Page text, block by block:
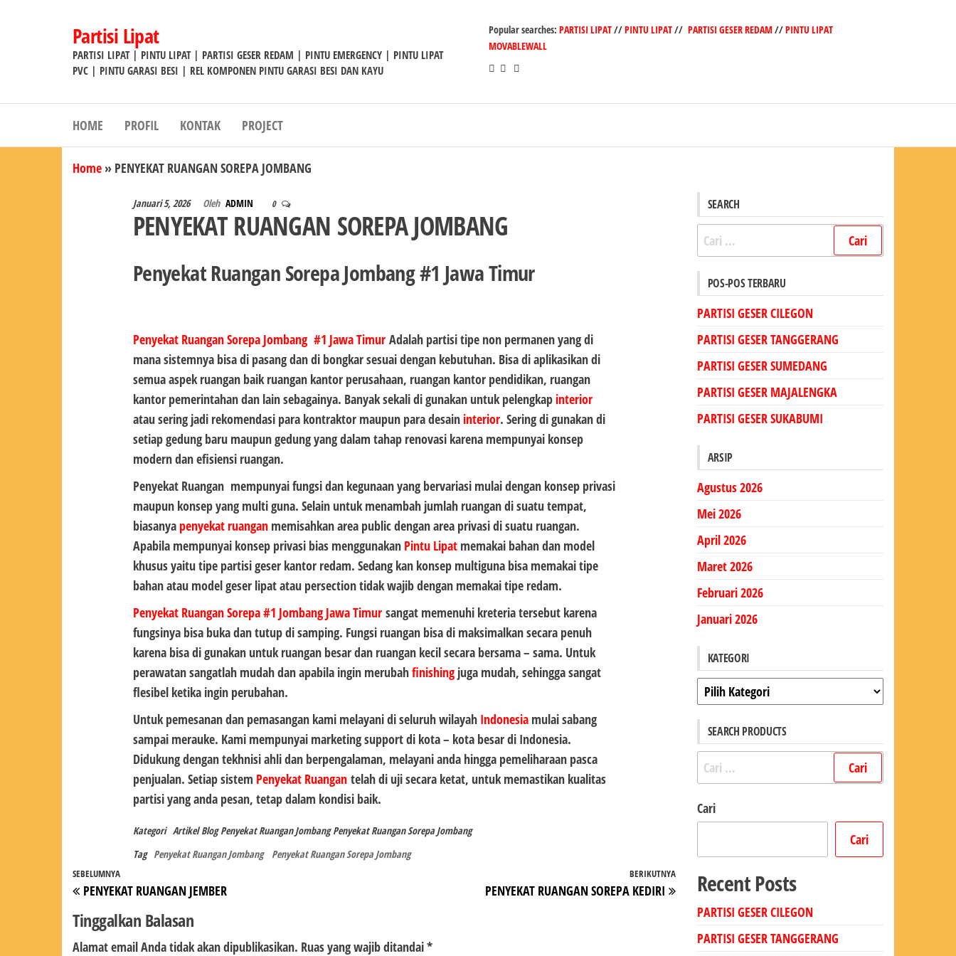
Partisi Lipat
PARTISI LIPAT | PINTU LIPAT | PARTISI GESER REDAM | PINTU EMERGENCY | PINTU LIPAT
PVC | PINTU GARASI BESI | REL KOMPONEN PINTU GARASI BESI DAN KAYU
Popular searches: PARTISI LIPAT//PINTU LIPAT// PARTISI GESER REDAM//PINTU LIPAT
MOVABLEWALL
HOME PROFIL KONTAK PROJECT
Home » PENYEKAT RUANGAN SOREPA JOMBANG
Januari 5, 2026 Oleh ADMIN 0
PENYEKAT RUANGAN SOREPA JOMBANG
Penyekat Ruangan Sorepa Jombang #1 Jawa Timur
Penyekat Ruangan Sorepa Jombang #1 Jawa TimurAdalah partisi tipe non permanen yang di
mana sistemnya bisa di pasang dan di bongkar sesuai dengan kebutuhan. Bisa di aplikasikan di
semua aspek ruangan baik ruangan kantor perusahaan, ruangan kantor pendidikan, ruangan
kantor pemerintahan dan lain sebagainya. Banyak sekali di gunakan untuk pelengkapinterior
atau sering jadi rekomendasi para kontraktor maupun para desain interior. Sering di gunakan di
setiap gedung baru maupun gedung yang dalam tahap renovasi karena mempunyai konsep
modern dan efisiensi ruangan.
Penyekat Ruangan mempunyai fungsi dan kegunaan yang bervariasi mulai dengan konsep privasi
maupun konsep yang multi guna. Selain untuk menambah jumlah ruangan di suatu tempat,
biasanya penyekat ruanganmemisahkan area public dengan area privasi di suatu ruangan.
Apabila mempunyai konsep privasi bias menggunakan Pintu Lipatmemakai bahan dan model
khusus yaitu tipe partisi geser kantor redam. Sedang kan konsep multiguna bisa memakai tipe
bahan atau model geser lipat atau persection tidak wajib dengan memakai tipe redam.
Penyekat Ruangan Sorepa #1 Jombang Jawa Timursangat memenuhi kreteria tersebut karena
fungsinya bisa buka dan tutup di samping. Fungsi ruangan bisa di maksimalkan secara penuh
karena bisa di gunakan untuk ruangan besar dan ruangan kecil secara bersama – sama. Untuk
perawatan sangatlah mudah dan apabila ingin merubahfinishingjuga mudah, sehingga sangat
flesibel ketika ingin perubahan.
Untuk pemesanan dan pemasangan kami melayani di seluruh wilayah Indonesiamulai sabang
sampai merauke. Kami mempunyai marketing support di kota – kota besar di Indonesia.
Didukung dengan tekhnisi ahli dan berpengalaman, melayani anda hingga pemeliharaan pasca
penjualan. Setiap sistem Penyekat Ruangantelah di uji secara ketat, untuk memastikan kualitas
partisi yang anda pesan, tetap dalam kondisi baik.
Kategori Artikel Blog Penyekat Ruangan Jombang Penyekat Ruangan Sorepa Jombang
Tag Penyekat Ruangan Jombang Penyekat Ruangan Sorepa Jombang
Navigasi
pos
Pos
Sebelumnya
SEBELUMNYA
PENYEKAT RUANGAN JEMBER
Pos
Berikutnya
BERIKUTNYA
PENYEKAT RUANGAN SOREPA KEDIRI
Tinggalkan Balasan
Alamat email Anda tidak akan dipublikasikan. Ruas yang wajib ditandai*
SEARCH
Cari
untuk:
POS-POS TERBARU
PARTISI GESER CILEGON
PARTISI GESER TANGGERANG
PARTISI GESER SUMEDANG
PARTISI GESER MAJALENGKA
PARTISI GESER SUKABUMI
ARSIP
Agustus 2026
Mei 2026
April 2026
Maret 2026
Februari 2026
Januari 2026
KATEGORI
Kategori
SEARCH PRODUCTS
Cari
untuk:
Cari
Cari
Recent Posts
PARTISI GESER CILEGON
PARTISI GESER TANGGERANG